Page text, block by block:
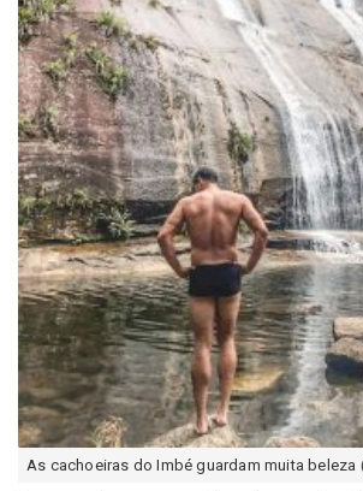
Sistemas
As cachoeiras do Imbé guardam muita beleza